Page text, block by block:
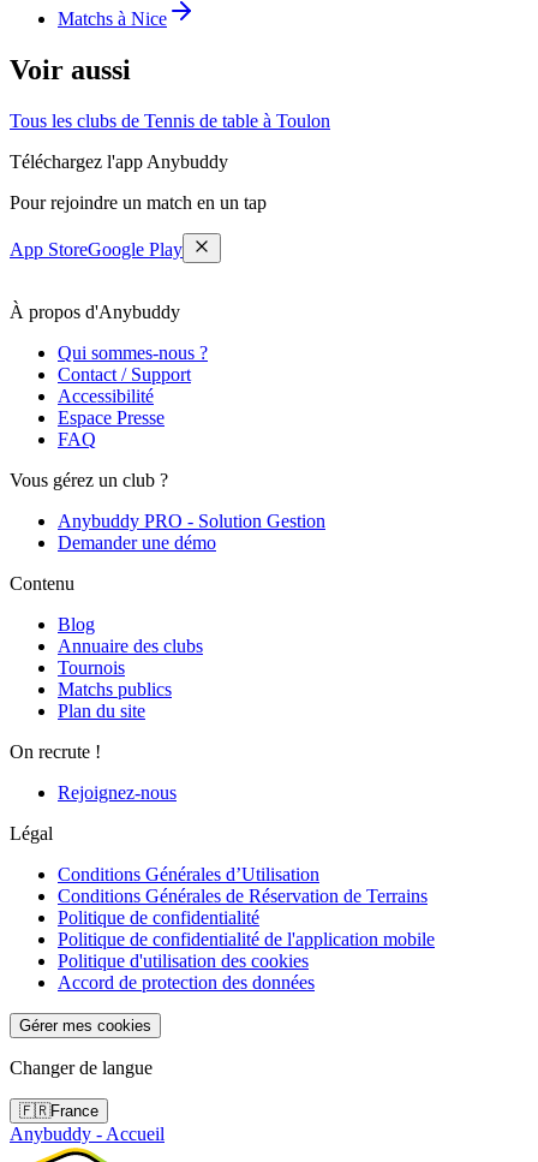
Matchs à Nice
Voir aussi
Tous les clubs de Tennis de table à Toulon
Téléchargez l'app Anybuddy
Pour rejoindre un match en un tap
App StoreGoogle Play
À propos d'Anybuddy
Qui sommes-nous ?
Contact / Support
Accessibilité
Espace Presse
FAQ
Vous gérez un club ?
Anybuddy PRO - Solution Gestion
Demander une démo
Contenu
Blog
Annuaire des clubs
Tournois
Matchs publics
Plan du site
On recrute !
Rejoignez-nous
Légal
Conditions Générales d’Utilisation
Conditions Générales de Réservation de Terrains
Politique de confidentialité
Politique de confidentialité de l'application mobile
Politique d'utilisation des cookies
Accord de protection des données
Gérer mes cookies
Changer de langue
🇫🇷France
Anybuddy - Accueil